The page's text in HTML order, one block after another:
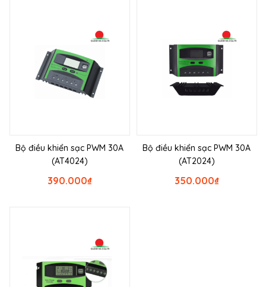
Bộ điều khiển sạc PWM 30A
(AT4024)
₫
390.000
Bộ điều khiển sạc PWM 30A
(AT2024)
₫
350.000